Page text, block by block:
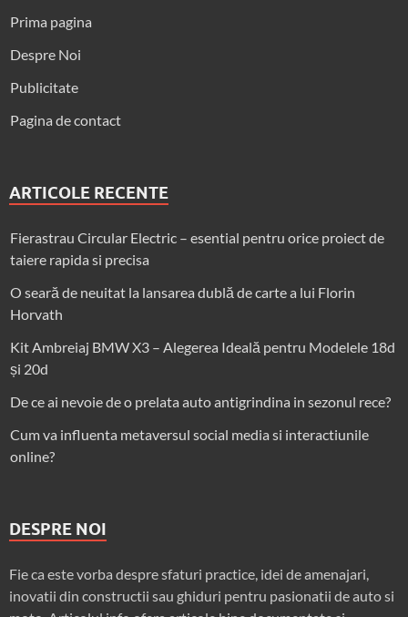
Prima pagina
Despre Noi
Publicitate
Pagina de contact
ARTICOLE RECENTE
Fierastrau Circular Electric – esential pentru orice proiect de
taiere rapida si precisa
O seară de neuitat la lansarea dublă de carte a lui Florin
Horvath
Kit Ambreiaj BMW X3 – Alegerea Ideală pentru Modelele 18d
și 20d
De ce ai nevoie de o prelata auto antigrindina in sezonul rece?
Cum va influenta metaversul social media si interactiunile
online?
DESPRE NOI
Fie ca este vorba despre sfaturi practice, idei de amenajari,
inovatii din constructii sau ghiduri pentru pasionatii de auto si